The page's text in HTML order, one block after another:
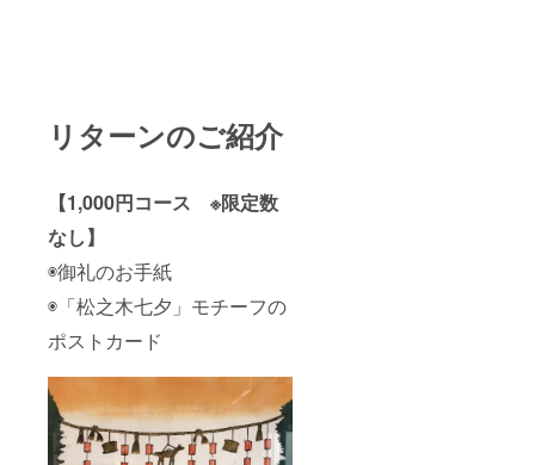
リターンのご紹介
【1,000円コース ※限定数
なし】
◉御礼のお手紙
◉「松之木七夕」モチーフの
ポストカード